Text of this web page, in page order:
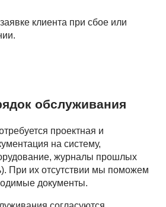
клиента при сбое или
обслуживания
проектная и
на систему,
журналы прошлых
При их отсутствии мы поможем
документы.